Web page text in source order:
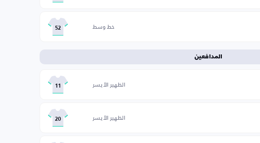
خط وسط 52
المدافعين
الظهير الأيسر 11
الظهير الأيسر 20